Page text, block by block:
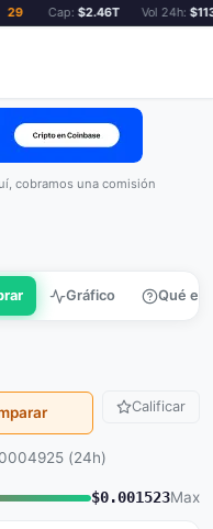
Cap:$2.46T Vol 24h:
cobramos una comisión
Gráfico Qué es
Calificar
(24h)
$0.001523Max